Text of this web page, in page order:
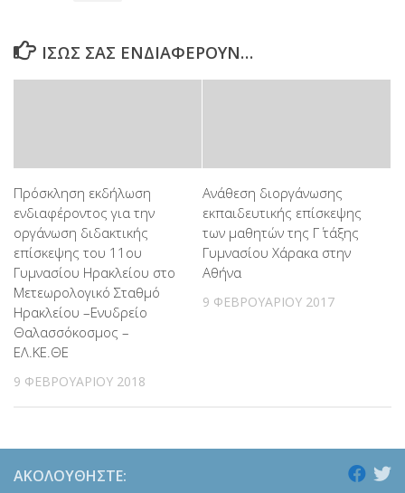
ΊΣΩΣ ΣΑΣ ΕΝΔΙΑΦΈΡΟΥΝ…
Πρόσκληση εκδήλωση
ενδιαφέροντος για την
οργάνωση διδακτικής
επίσκεψης του 11ου
Γυμνασίου Ηρακλείου στο
Μετεωρολογικό Σταθμό
Ηρακλείου –Ενυδρείο
Θαλασσόκοσμος –
ΕΛ.ΚΕ.ΘΕ
9 ΦΕΒΡΟΥΑΡΊΟΥ 2018
Ανάθεση διοργάνωσης
εκπαιδευτικής επίσκεψης
των μαθητών της Γ΄ τάξης
Γυμνασίου Χάρακα στην
Αθήνα
9 ΦΕΒΡΟΥΑΡΊΟΥ 2017
ΑΚΟΛΟΥΘΉΣΤΕ: